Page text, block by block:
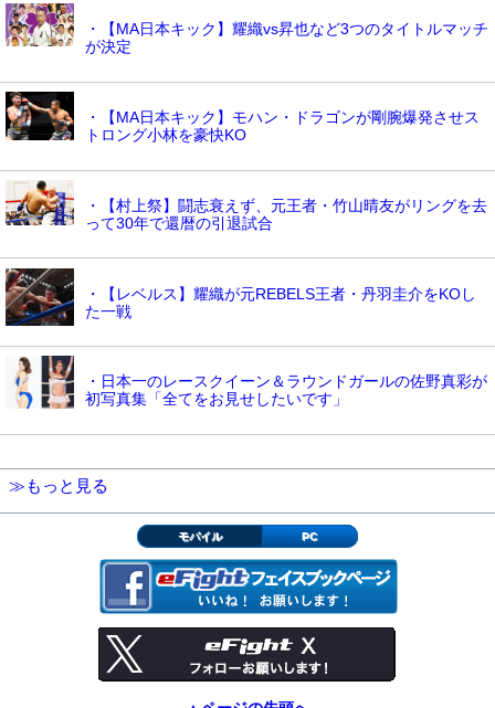
・【MA日本キック】耀織vs昇也など3つのタイトルマッチ
が決定
・【MA日本キック】モハン・ドラゴンが剛腕爆発させス
トロング小林を豪快KO
・【村上祭】闘志衰えず、元王者・竹山晴友がリングを去
って30年で還暦の引退試合
・【レベルス】耀織が元REBELS王者・丹羽圭介をKOし
た一戦
・日本一のレースクイーン＆ラウンドガールの佐野真彩が
初写真集「全てをお見せしたいです」
≫もっと見る
モバイル PC